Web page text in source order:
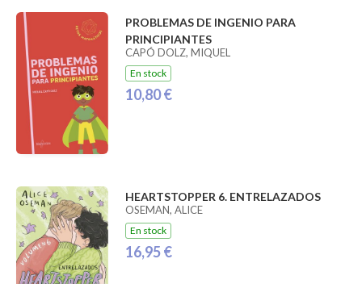
PROBLEMAS DE INGENIO PARA
PRINCIPIANTES
CAPÓ DOLZ, MIQUEL
En stock
10,80 €
HEARTSTOPPER 6. ENTRELAZADOS
OSEMAN, ALICE
En stock
16,95 €